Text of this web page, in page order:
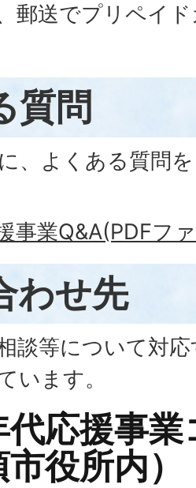
郵送でプリペイ
質問
、よくある質問
事業Q&A(PDFフ
わせ先
談等について対
います。
代応援事
役所内）